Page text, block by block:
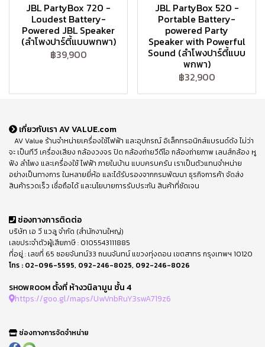
JBL PartyBox 720 -
Loudest Battery-
Powered JBL Speaker
(ลำโพงปาร์ตี้แบบพกพา)
฿39,900
JBL PartyBox 520 -
Portable Battery-
powered Party
Speaker with Powerful
Sound (ลำโพงปาร์ตี้แบบ
พกพา)
฿32,900
เกี่ยวกับเรา AV VALUE.com
AV Value ร้านจำหน่ายเครื่องใช้ไฟฟ้า และอุปกรณ์ อิเล็กทรอนิกส์แบรนด์ดัง ไม่ว่า
จะ เป็นทีวี เครื่องเสียง กล้องวงจร ปิด กล้องถ่ายวีดีโอ กล้องถ่ายภาพ เลนส์กล้อง หู
ฟัง ลำโพง และเครื่องใช้ ไฟฟ้า ภายในบ้าน แบบครบครัน เราเป็นตัวแทนจำหน่าย
อย่างเป็นทางการ ในหลายยี่ห้อ และได้รับรองจากกรมพัฒนา ธุรกิจการค้า จัดส่ง
สินค้ารวดเร็ว เชื่อถือได้ และนโยบายการรับประกัน สินค้าที่ชัดเจน
ช่องทางการติดต่อ
บริษัท เอ วี แวลู จำกัด (สำนักงานใหญ่)
เลขประจำตัวผู้เสียภาษี : 0105543111885
ที่อยู่ : เลขที่ 65 ซอยจันทน์33 ถนนจันทน์ แขวงทุ่งดอน เขตสาทร กรุงเทพฯ 10120
โทร : 02-096-5595, 092-246-8025, 092-246-8026
SHOWROOM ตั้งที่ ห้างวนิลามูน ชั้น 4
https://goo.gl/maps/UwVnbRuY3swA719z6
ช่องทางการจัดจำหน่าย